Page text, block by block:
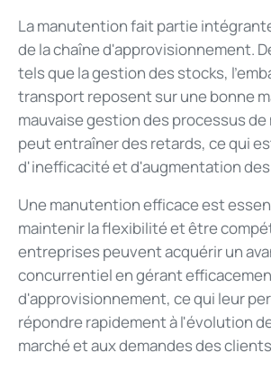
La manutention fait partie
de la chaîne d'approvisionnement.
tels que la gestion des stocks,
transport reposent sur une bonne
mauvaise gestion des processus
peut entraîner des retards, ce qui
d'inefficacité et d'augmentation
Une manutention efficace est
maintenir la flexibilité et être
entreprises peuvent acquérir un
concurrentiel en gérant
d'approvisionnement, ce qui leur
répondre rapidement à l'évolution
marché et aux demandes des